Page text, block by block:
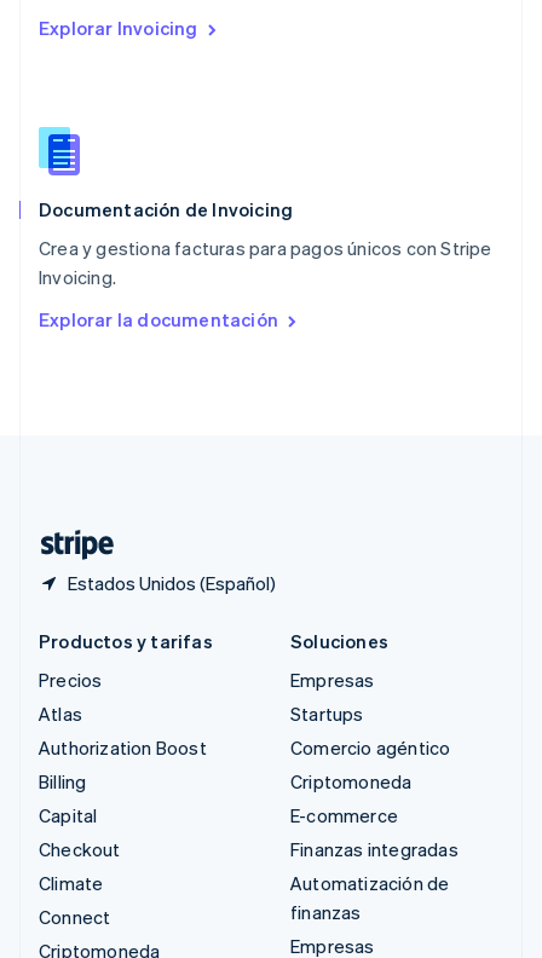
Explorar Invoicing
Documentación de Invoicing
Crea y gestiona facturas para pagos únicos con Stripe
Invoicing.
Explorar la documentación
Estados Unidos (Español)
NederlandsEnglish
Português
RAE de Hong Kong, China
Reino Unido
República Checa
English
English
Productos y tarifas
Precios
Atlas
Authorization Boost
Billing
Capital
Checkout
Climate
Connect
Criptomoneda
Soluciones
Empresas
Startups
Comercio agéntico
Criptomoneda
E-commerce
Finanzas integradas
Automatización de
finanzas
Empresas